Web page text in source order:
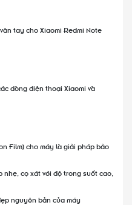
tay cho Xiaomi Redmi Note
dòng điện thoại Xiaomi và
Film) cho máy là giải pháp bảo
cọ xát với độ trong suốt cao,
nguyên bản của máy